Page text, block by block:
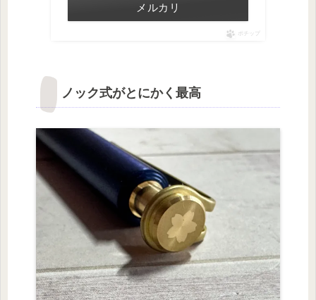
メルカリ
ポチップ
ノック式がとにかく最高